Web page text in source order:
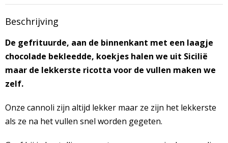
Beschrijving
De gefrituurde, aan de binnenkant met een laagje
chocolade bekleedde, koekjes halen we uit Sicilië
maar de lekkerste ricotta voor de vullen maken we
zelf.
Onze cannoli zijn altijd lekker maar ze zijn het lekkerste
als ze na het vullen snel worden gegeten.